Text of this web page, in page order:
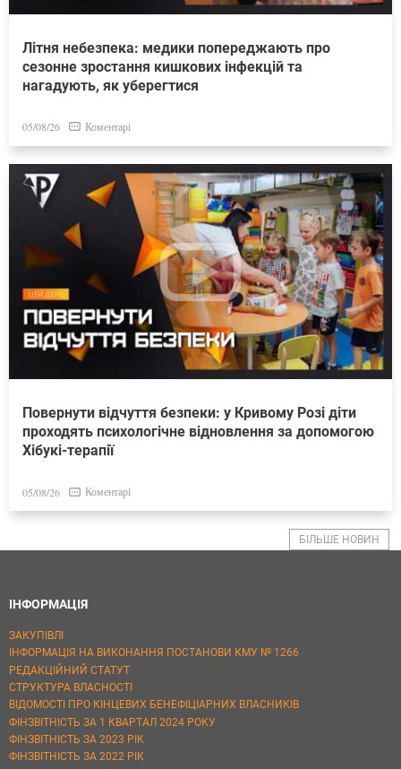
Літня небезпека: медики попереджають про
сезонне зростання кишкових інфекцій та
нагадують, як уберегтися
05/08/26 Коментарі
Повернути відчуття безпеки: у Кривому Розі діти
проходять психологічне відновлення за допомогою
Хібукі-терапії
05/08/26 Коментарі
БІЛЬШЕ НОВИН
ІНФОРМАЦІЯ
ЗАКУПІВЛІ
ІНФОРМАЦІЯ НА ВИКОНАННЯ ПОСТАНОВИ КМУ № 1266
РЕДАКЦІЙНИЙ СТАТУТ
СТРУКТУРА ВЛАСНОСТІ
ВІДОМОСТІ ПРО КІНЦЕВИХ БЕНЕФІЦІАРНИХ ВЛАСНИКІВ
ФІНЗВІТНІСТЬ ЗА 1 КВАРТАЛ 2024 РОКУ
ФІНЗВІТНІСТЬ ЗА 2023 РІК
ФІНЗВІТНІСТЬ ЗА 2022 РІК